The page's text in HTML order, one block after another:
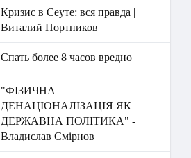
Кризис в Сеуте: вся правда |
Виталий Портников
Спать более 8 часов вредно
"ФІЗИЧНА
ДЕНАЦІОНАЛІЗАЦІЯ ЯК
ДЕРЖАВНА ПОЛІТИКА" -
Владислав Смірнов